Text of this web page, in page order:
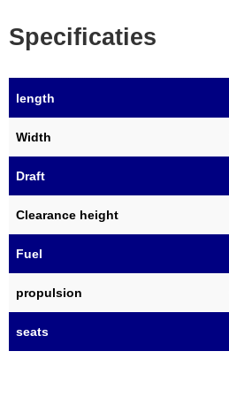
Specificaties
length
Width
Draft
Clearance height
Fuel
propulsion
seats